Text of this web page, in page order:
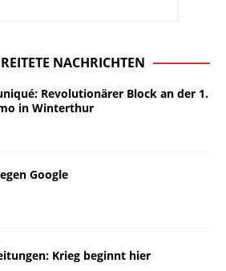
NACHRICHTEN
Revolutionärer Block an der 1.
in Winterthur
Google
Krieg beginnt hier